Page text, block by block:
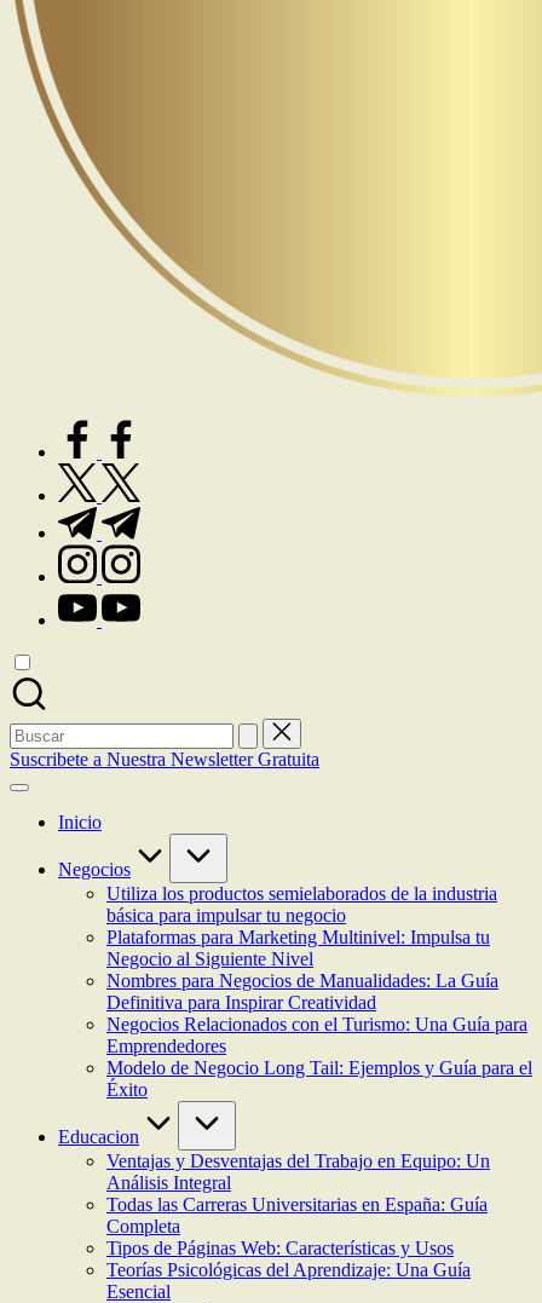
facebook.com
twitter.com
t.me
instagram.com
youtube.com
Buscar:
Suscribete a Nuestra Newsletter Gratuita
Inicio
Negocios
Utiliza los productos semielaborados de la industria
básica para impulsar tu negocio
Plataformas para Marketing Multinivel: Impulsa tu
Negocio al Siguiente Nivel
Nombres para Negocios de Manualidades: La Guía
Definitiva para Inspirar Creatividad
Negocios Relacionados con el Turismo: Una Guía para
Emprendedores
Modelo de Negocio Long Tail: Ejemplos y Guía para el
Éxito
Educacion
Ventajas y Desventajas del Trabajo en Equipo: Un
Análisis Integral
Todas las Carreras Universitarias en España: Guía
Completa
Tipos de Páginas Web: Características y Usos
Teorías Psicológicas del Aprendizaje: Una Guía
Esencial